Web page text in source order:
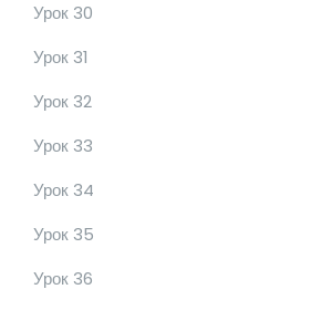
Урок 30
Урок 31
Урок 32
Урок 33
Урок 34
Урок 35
Урок 36